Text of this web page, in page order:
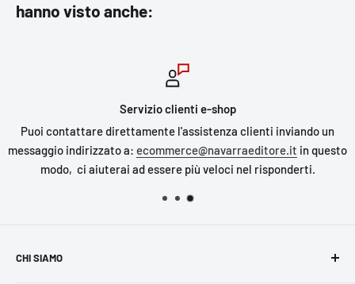
hanno visto anche:
Servizio clienti e-shop
Puoi contattare direttamente l'assistenza clienti inviando un
messaggio indirizzato a: ecommerce@navarraeditore.it in questo
modo, ci aiuterai ad essere più veloci nel risponderti.
CHI SIAMO